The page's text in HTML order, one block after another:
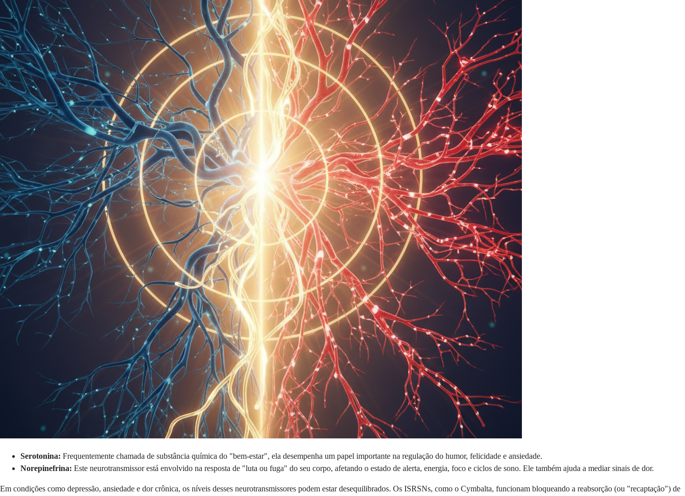
Serotonina: Frequentemente chamada de substância química do "bem-estar", ela desempenha um papel importante na regulação do humor, felicidade e ansiedade.
Norepinefrina: Este neurotransmissor está envolvido na resposta de "luta ou fuga" do seu corpo, afetando o estado de alerta, energia, foco e ciclos de sono. Ele também ajuda a mediar sinais de dor.
Em condições como depressão, ansiedade e dor crônica, os níveis desses neurotransmissores podem estar desequilibrados. Os ISRSNs, como o Cymbalta, funcionam bloqueando a reabsorção (ou "recaptação") de